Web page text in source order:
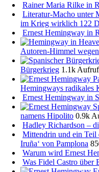
Rainer Maria Rilke in
Literatur-Macho unter
im Krieg wirklich 122
Ernest Hemingway in
Autoren-Himmel
Bürgerkrieg 1.1k
Hemingways radikales
Ernest Hemingway in
namens Hipolito 0.9k
Hadley Richardson –
Mittendrin und ein Teil
Iruña‘ von Pamplona
Warum wird Ernest
Was Fidel Castro über